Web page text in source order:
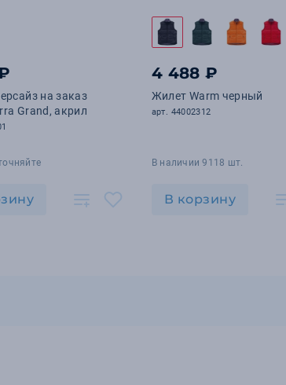
на заказ
Grand, акрил
4 488 ₽
Жилет Warm черный
арт. 44002312
В наличии 9118 шт.
В корзину